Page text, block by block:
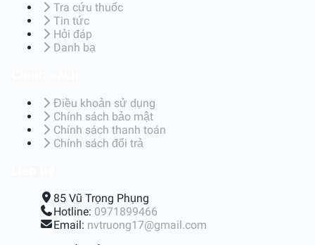
Tra cứu thuốc
Tin tức
Hỏi đáp
Danh bạ
Điều khoản sử dụng
Chính sách bảo mật
Chính sách thanh toán
Chính sách đổi trả
85 Vũ Trọng Phụng
Hotline: 0971899466
Email: nvtruong17@gmail.com